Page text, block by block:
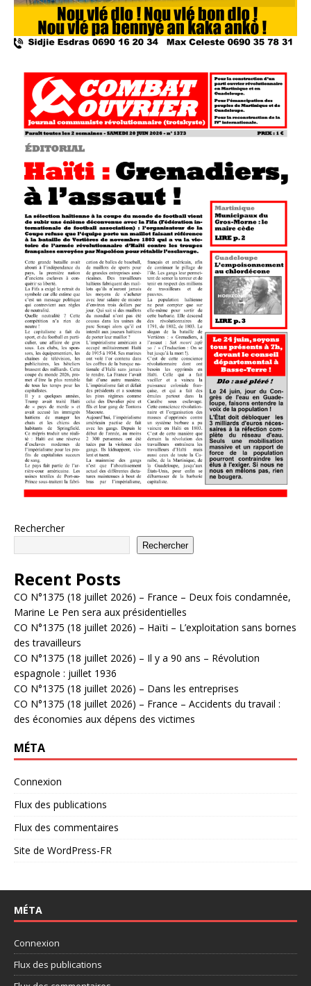
Rechercher
Rechercher
Recent Posts
CO N°1375 (18 juillet 2026) – France – Deux fois condamnée,
Marine Le Pen sera aux présidentielles
CO N°1375 (18 juillet 2026) – Haïti – L’exploitation sans bornes
des travailleurs
CO N°1375 (18 juillet 2026) – Il y a 90 ans – Révolution
espagnole : juillet 1936
CO N°1375 (18 juillet 2026) – Dans les entreprises
CO N°1375 (18 juillet 2026) – France – Accidents du travail :
des économies aux dépens des victimes
MÉTA
Connexion
Flux des publications
Flux des commentaires
Site de WordPress-FR
MÉTA
Connexion
Flux des publications